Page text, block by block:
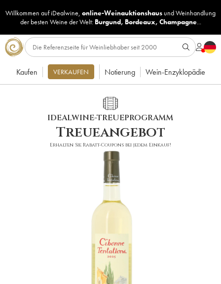
Willkommen auf iDealwine, online-Weinauktionshaus undWeinhandlung
der besten Weine der Welt: Burgund, Bordeaux, Champagne...
Kaufen VERKAUFEN Notierung Wein-Enzyklopädie
IDEALWINE-TREUEPROGRAMM
Treueangebot
Erhalten Sie Rabatt-Coupons bei jedem Einkauf!